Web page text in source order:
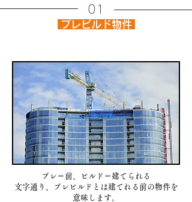
01
プレビルド物件
プレ＝前、ビルド＝建てられる
文字通り、プレビルドとは建てれる前の物件を
意味します。